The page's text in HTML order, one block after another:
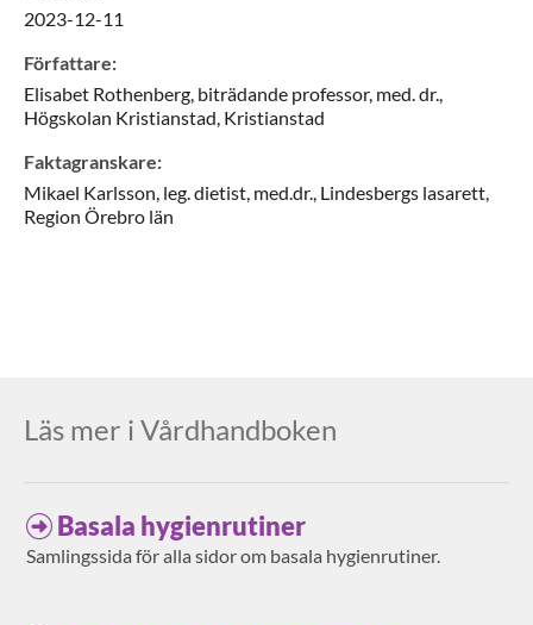
2023-12-11
Författare:
Elisabet Rothenberg, biträdande professor, med. dr.,
Högskolan Kristianstad, Kristianstad
Faktagranskare:
Mikael Karlsson, leg. dietist, med.dr., Lindesbergs lasarett,
Region Örebro län
Läs mer i Vårdhandboken
Basala hygienrutiner
Samlingssida för alla sidor om basala hygienrutiner.